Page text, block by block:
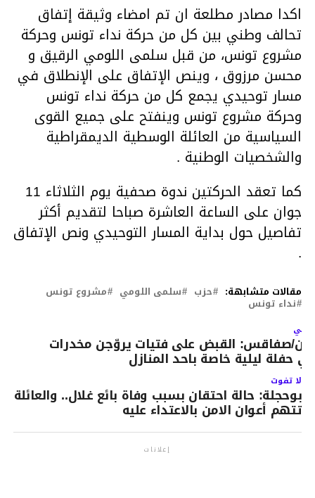
اكدا مصادر مطلعة ان تم امضاء وثيقة إتفاق
تحالف وطني بين كل من حركة نداء تونس وحركة
مشروع تونس، من قبل سلمى اللومي الرقيق و
محسن مرزوق ، وينص الإتفاق على الإنطلاق في
مسار توحيدي يجمع كل من حركة نداء تونس
وحركة مشروع تونس وينفتح على جميع القوى
السياسية من العائلة الوسطية الديمقراطية
والشخصيات الوطنية .
كما تعقد الحركتين ندوة صحفية يوم الثلاثاء 11
جوان على الساعة العاشرة صباحا لتقديم أكثر
تفاصيل حول بداية المسار التوحيدي ونص الإتفاق
.
مقالات متشابهة: حزب سلمى اللومي مشروع تونس
نداء تونس
صفاقس: القبض على فتيات يروّجن مخدرات
حفلة ليلية خاصة باحد المنازل
لا تفوت
بوحجلة: حالة احتقان بسبب وفاة بائع غلال.. والعائلة
تتهم أعوان الامن بالاعتداء عليه
إعلانات